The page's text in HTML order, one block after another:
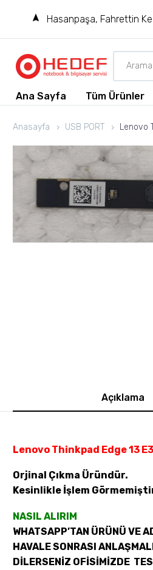
Hasanpaşa, Fahrettin
Ana Sayfa Tüm Ürünler
Anasayfa USB PORT Lenovo
Açıklama
Lenovo Thinkpad Edge 13
Orjinal Çıkma Üründür.
Kesinlikle İşlem
NASIL ALIRIM
WHATSAPP’TAN ÜRÜNÜ VE
HAVALE SONRASI
DİLERSENİZ OFİSİMİZDE